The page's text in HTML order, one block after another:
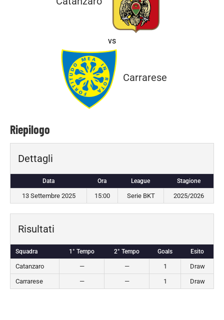
vs
Carrarese
Riepilogo
Dettagli
Data Ora League Stagione
13 Settembre 2025 15:00 Serie BKT 2025/2026
Risultati
Squadra 1° Tempo 2° Tempo Goals Esito
Catanzaro — — 1
Draw
Carrarese
— — 1 Draw